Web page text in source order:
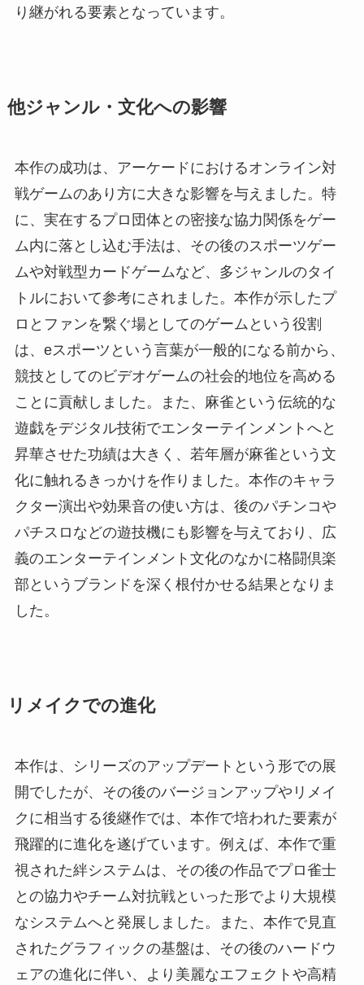
り継がれる要素となっています。
他ジャンル・文化への影響
本作の成功は、アーケードにおけるオンライン対
戦ゲームのあり方に大きな影響を与えました。特
に、実在するプロ団体との密接な協力関係をゲー
ム内に落とし込む手法は、その後のスポーツゲー
ムや対戦型カードゲームなど、多ジャンルのタイ
トルにおいて参考にされました。本作が示したプ
ロとファンを繋ぐ場としてのゲームという役割
は、eスポーツという言葉が一般的になる前から、
競技としてのビデオゲームの社会的地位を高める
ことに貢献しました。また、麻雀という伝統的な
遊戯をデジタル技術でエンターテインメントへと
昇華させた功績は大きく、若年層が麻雀という文
化に触れるきっかけを作りました。本作のキャラ
クター演出や効果音の使い方は、後のパチンコや
パチスロなどの遊技機にも影響を与えており、広
義のエンターテインメント文化のなかに格闘倶楽
部というブランドを深く根付かせる結果となりま
した。
リメイクでの進化
本作は、シリーズのアップデートという形での展
開でしたが、その後のバージョンアップやリメイ
クに相当する後継作では、本作で培われた要素が
飛躍的に進化を遂げています。例えば、本作で重
視された絆システムは、その後の作品でプロ雀士
との協力やチーム対抗戦といった形でより大規模
なシステムへと発展しました。また、本作で見直
されたグラフィックの基盤は、その後のハードウ
ェアの進化に伴い、より美麗なエフェクトや高精